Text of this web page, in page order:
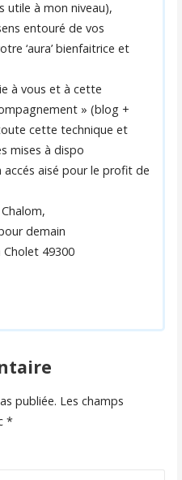
utile à mon niveau),
entouré de vos
‘aura’ bienfaitrice et
à vous et à cette
» (blog +
cette technique et
mises à dispo
accés aisé pour le profit de
demain
Cholet 49300
publiée. Les champs
*